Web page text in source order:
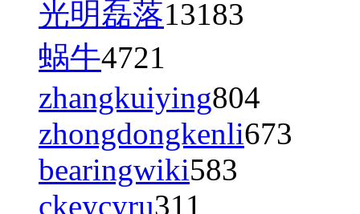
光明磊落13183
蜗牛4721
zhangkuiying804
zhongdongkenli673
bearingwiki583
ckeycyru311